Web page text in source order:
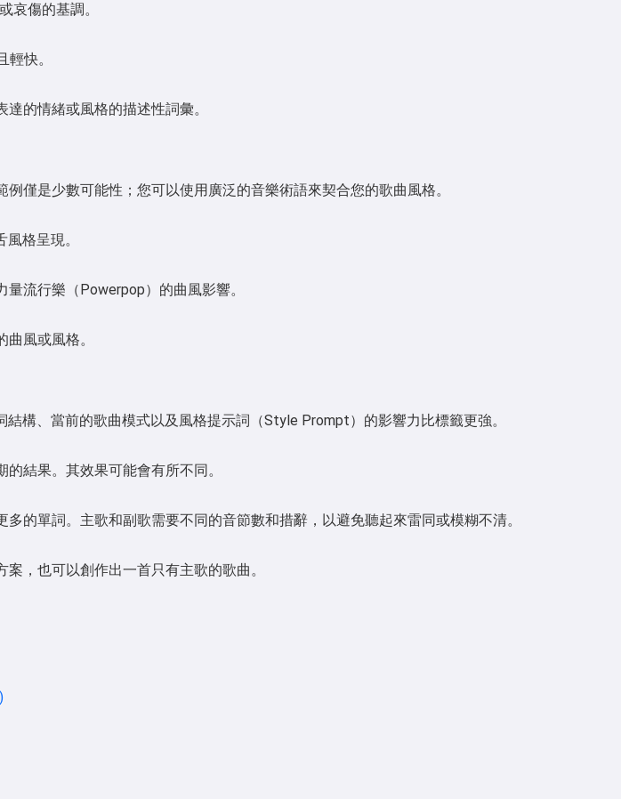
哀傷的基調。
快。
的情緒或風格的描述性詞彙。
僅是少數可能性；您可以使用廣泛的音樂術語來契合您的歌曲風格。
格呈現。
量流行樂（Powerpop）的曲風影響。
風或風格。
構、當前的歌曲模式以及風格提示詞（Style Prompt）的影響力比標籤更強。
結果。其效果可能會有所不同。
的單詞。主歌和副歌需要不同的音節數和措辭，以避免聽起來雷同或模糊不清。
，也可以創作出一首只有主歌的歌曲。
嗨 👋
政策,